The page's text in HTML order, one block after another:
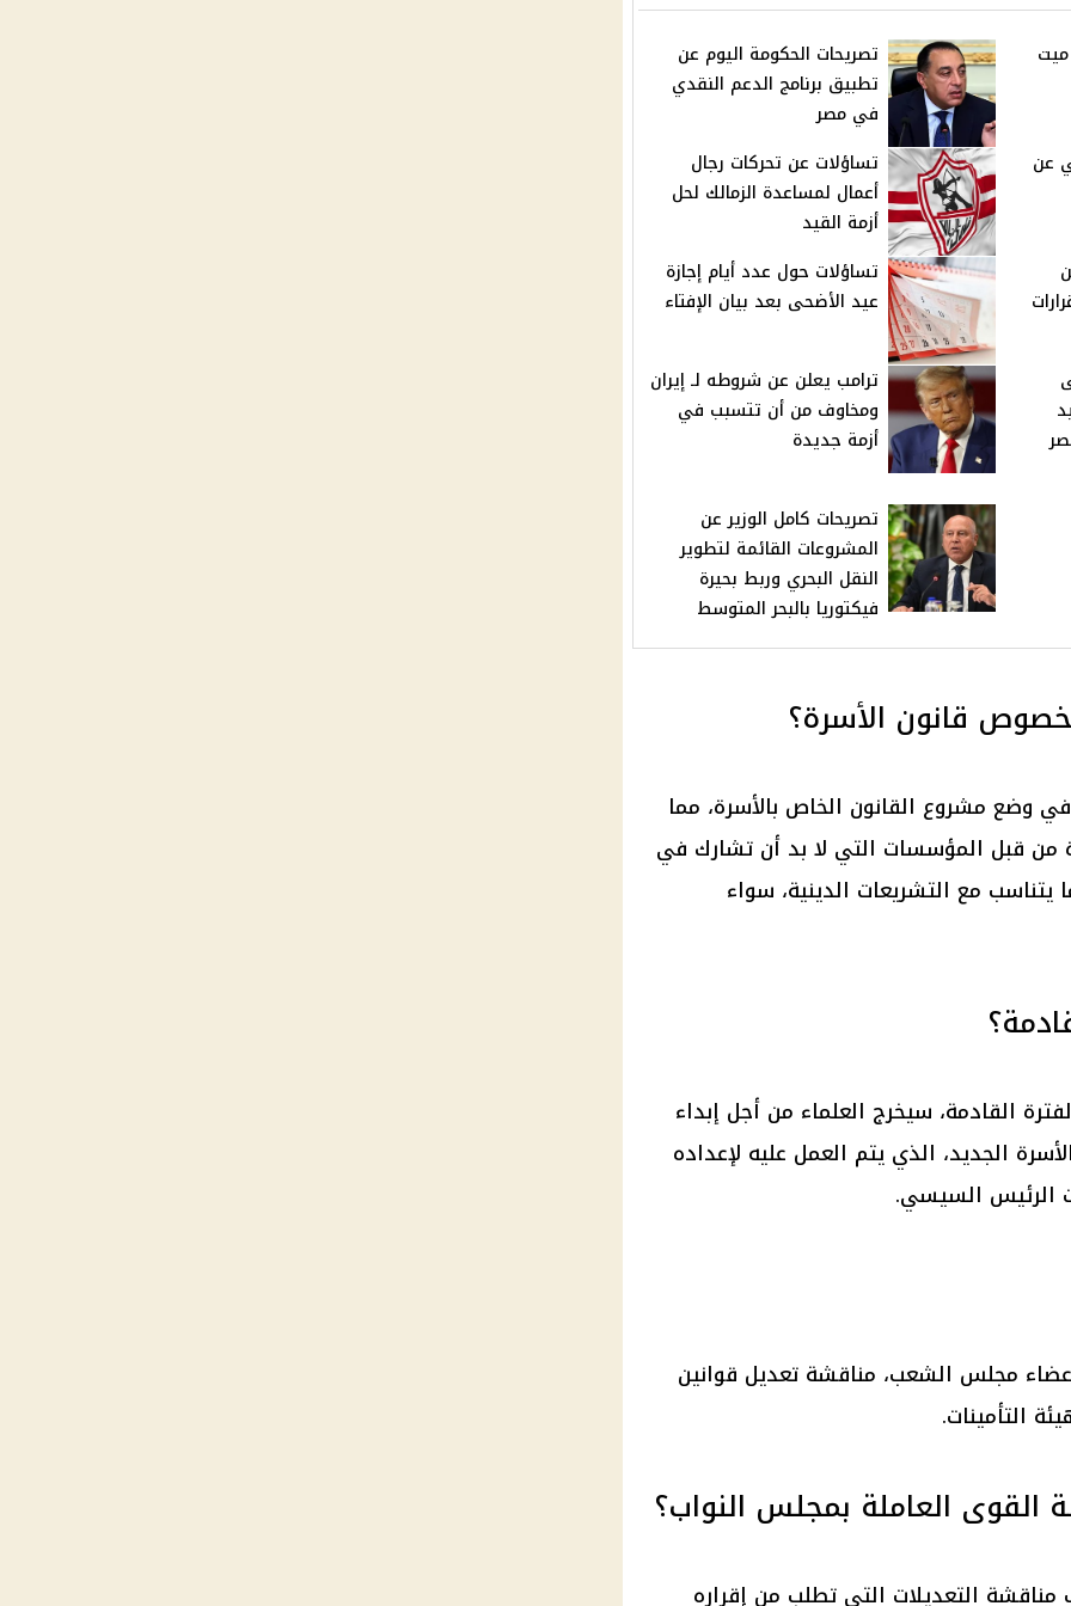
تصريحات الحكومة اليوم عن
تطبيق برنامج الدعم النقدي
في مصر
عن
تساؤلات عن تحركات رجال
أعمال لمساعدة الزمالك لحل
أزمة القيد
2026.. قرارات
تساؤلات حول عدد أيام إجازة
عيد الأضحى بعد بيان الإفتاء
ترامب يعلن عن شروطه لـ إيران
ومخاوف من أن تتسبب في
أزمة جديدة
تصريحات كامل الوزير عن
المشروعات القائمة لتطوير
النقل البحري وربط بحيرة
فيكتوريا بالبحر المتوسط
قانون الأسرة؟
في وضع مشروع القانون الخاص بالأسرة، مما
من قبل المؤسسات التي لا بد أن تشارك في
يتناسب مع التشريعات الدينية، سواء
القادمة، سيخرج العلماء من أجل إبداء
الجديد، الذي يتم العمل عليه لإعداده
الرئيس السيسي.
مجلس الشعب، مناقشة تعديل قوانين
التأمينات.
القوى العاملة بمجلس النواب؟
مناقشة التعديلات التي تطلب من إقراره